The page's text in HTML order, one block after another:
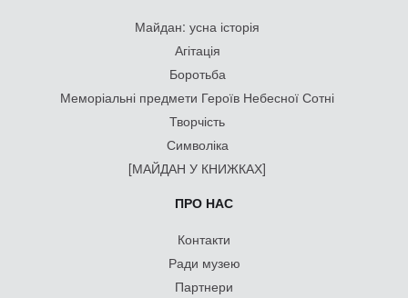
Майдан: усна історія
Агітація
Боротьба
Меморіальні предмети Героїв Небесної Сотні
Творчість
Символіка
[МАЙДАН У КНИЖКАХ]
ПРО НАС
Контакти
Ради музею
Партнери